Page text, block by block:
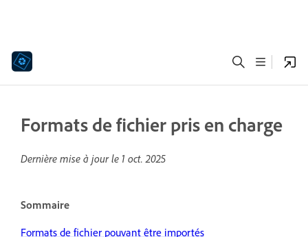
Formats de fichier pris en charge
Dernière mise à jour le 1 oct. 2025
Sommaire
Formats de fichier pouvant être importés